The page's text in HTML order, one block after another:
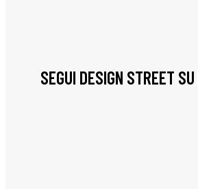
SEGUI DESIGN STREET